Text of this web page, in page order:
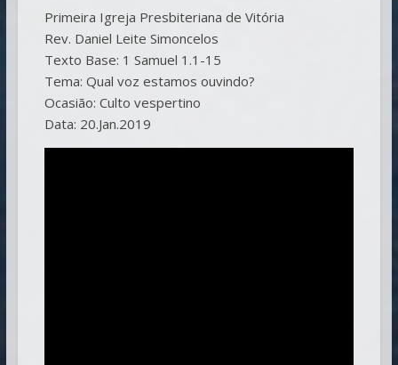
Primeira Igreja Presbiteriana de Vitória
Rev. Daniel Leite Simoncelos
Texto Base: 1 Samuel 1.1-15
Tema: Qual voz estamos ouvindo?
Ocasião: Culto vespertino
Data: 20.Jan.2019